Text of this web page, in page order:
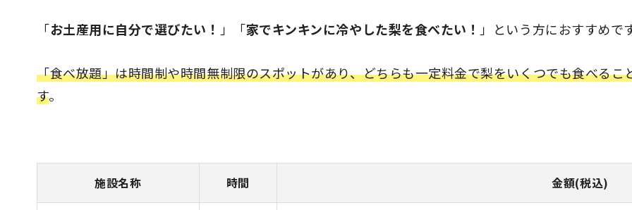
「お土産用に自分で選びたい！ 」「家でキンキンに冷やした梨を食べたい！ 」という方におすすめで
「食べ放題」は時間制や時間無制限のスポットがあり、どちらも一定料金で梨をいくつでも食べるこ
す。
施設名称 時間 金額(税込)